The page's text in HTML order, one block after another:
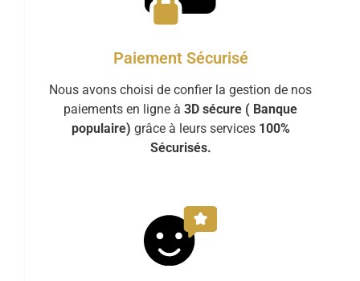
Paiement Sécurisé
Nous avons choisi de confier la gestion de nos
paiements en ligne à 3D sécure ( Banque
populaire) grâce à leurs services 100%
Sécurisés.